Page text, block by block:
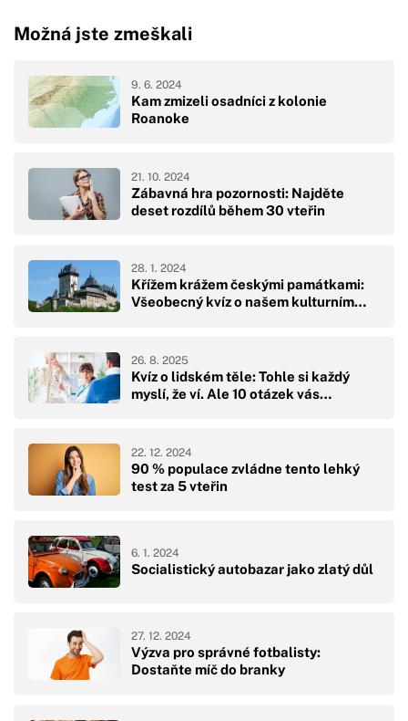
Možná jste zmeškali
Kam zmizeli osadníci z kolonie
Roanoke
9. 6. 2024
Zábavná hra pozornosti: Najděte
deset rozdílů během 30 vteřin
21. 10. 2024
Křížem krážem českými památkami:
Všeobecný kvíz o našem kulturním…
28. 1. 2024
Kvíz o lidském těle: Tohle si každý
myslí, že ví. Ale 10 otázek vás…
26. 8. 2025
90 % populace zvládne tento lehký
test za 5 vteřin
22. 12. 2024
Socialistický autobazar jako zlatý důl
6. 1. 2024
Výzva pro správné fotbalisty:
Dostaňte míč do branky
27. 12. 2024